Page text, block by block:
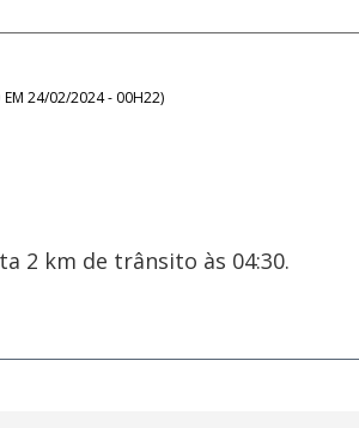
24/02/2024 - 00H22)
2 km de trânsito às 04:30.